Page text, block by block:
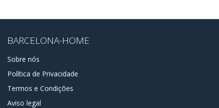
BARCELONA-HOME
Sobre nós
Política de Privacidade
Termos e Condições
Aviso legal